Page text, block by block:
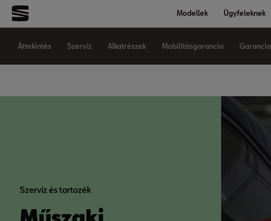
Modellek Ügyfeleknek
Áttekintés Szerviz Alkatrészek Mobilitásgarancia Garancia
Szerviz és tartozék